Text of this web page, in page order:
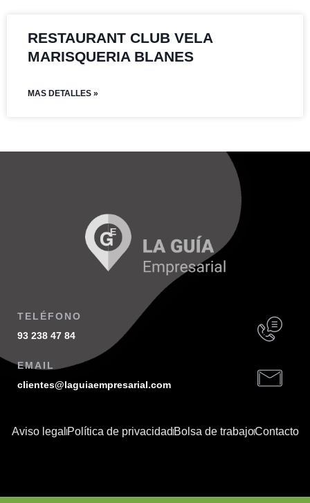
RESTAURANT CLUB VELA
MARISQUERIA BLANES
MAS DETALLES »
TELÉFONO
93 238 47 84
EMAIL
clientes@laguiaempresarial.com
Aviso legal Política de privacidadBolsa de trabajoContacto